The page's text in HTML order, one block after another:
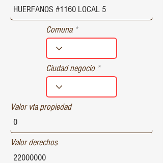
Comuna
Ciudad negocio
Valor vta propiedad
Valor derechos